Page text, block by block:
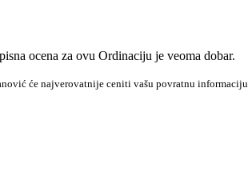
ocena za ovu Ordinaciju je veoma dobar.
će najverovatnije ceniti vašu povratnu informaciju.